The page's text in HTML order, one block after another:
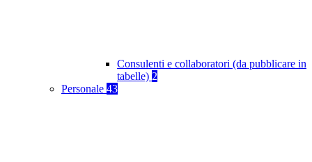
Consulenti e collaboratori (da pubblicare in
tabelle) 2
Personale 43